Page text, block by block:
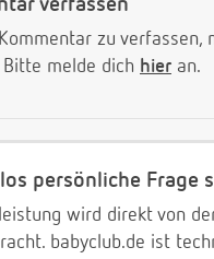
verfassen
zu verfassen,
melde dich hier an.
persönliche Frage
wird direkt von
babyclub.de ist